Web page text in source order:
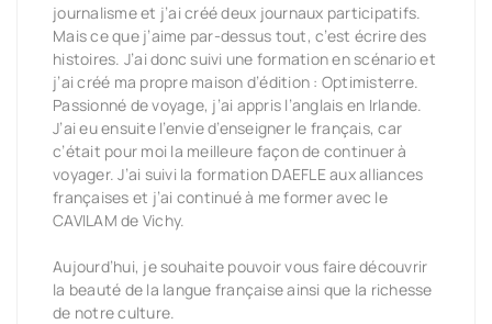
journalisme et j’ai créé deux journaux participatifs.
Mais ce que j’aime par-dessus tout, c’est écrire des
histoires. J’ai donc suivi une formation en scénario et
j’ai créé ma propre maison d’édition : Optimisterre.
Passionné de voyage, j’ai appris l’anglais en Irlande.
J’ai eu ensuite l’envie d’enseigner le français, car
c’était pour moi la meilleure façon de continuer à
voyager. J’ai suivi la formation DAEFLE aux alliances
françaises et j’ai continué à me former avec le
CAVILAM de Vichy.
Aujourd’hui, je souhaite pouvoir vous faire découvrir
la beauté de la langue française ainsi que la richesse
de notre culture.